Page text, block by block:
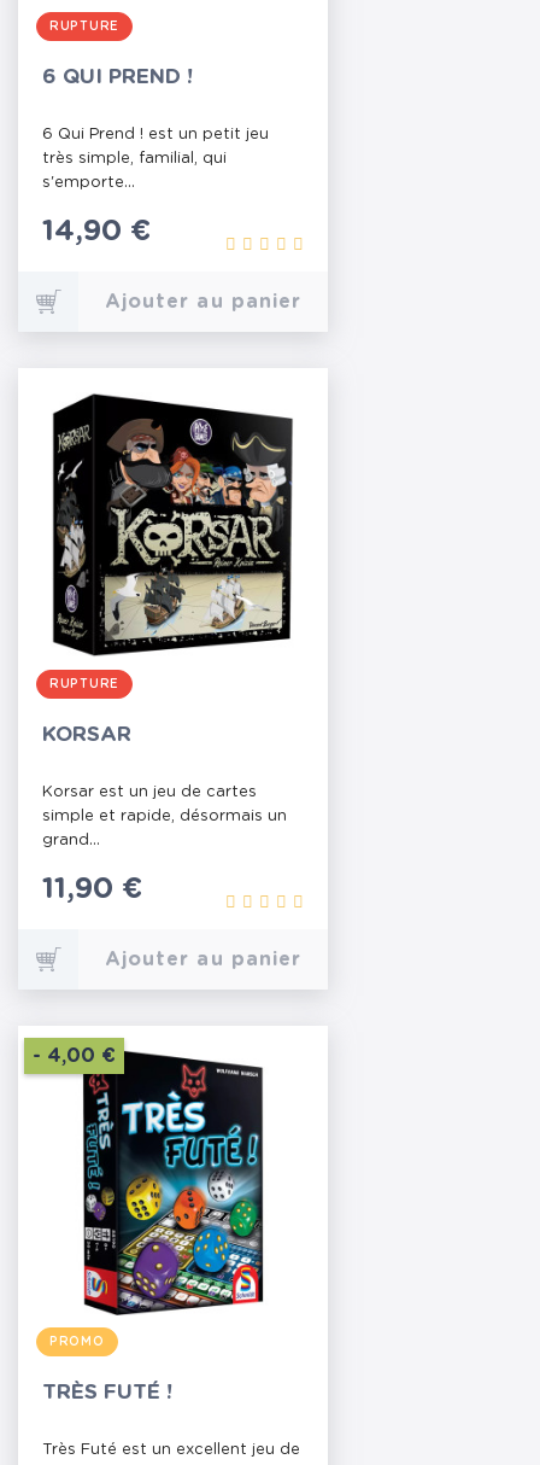
RUPTURE
6 QUI PREND !
6 Qui Prend ! est un petit jeu
très simple, familial, qui
s'emporte...
Prix
14,90 €
Ajouter au panier
RUPTURE
KORSAR
Korsar est un jeu de cartes
simple et rapide, désormais un
grand...
Prix
11,90 €
Ajouter au panier
- 4,00 €
PROMO
TRÈS FUTÉ !
Très Futé est un excellent jeu de